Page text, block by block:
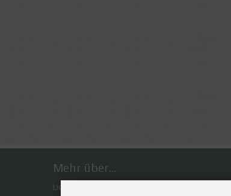
Mehr über...
Liefer- und Versandkosten